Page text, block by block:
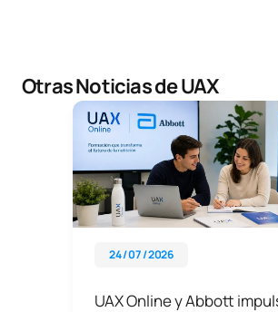
Otras Noticias de UAX
24 / 07 / 2026
UAX Online y Abbott